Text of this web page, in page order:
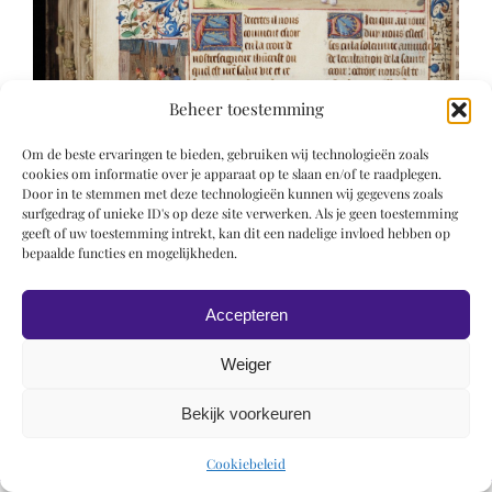
Beheer toestemming
Om de beste ervaringen te bieden, gebruiken wij technologieën zoals
cookies om informatie over je apparaat op te slaan en/of te raadplegen.
Door in te stemmen met deze technologieën kunnen wij gegevens zoals
surfgedrag of unieke ID's op deze site verwerken. Als je geen toestemming
geeft of uw toestemming intrekt, kan dit een nadelige invloed hebben op
bepaalde functies en mogelijkheden.
Accepteren
Weiger
Bekijk voorkeuren
Cookiebeleid